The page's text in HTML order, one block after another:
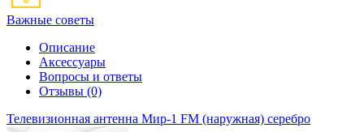
Важные советы
Описание
Аксессуары
Вопросы и ответы
Отзывы (0)
Телевизионная антенна Мир-1 FM (наружная) серебро